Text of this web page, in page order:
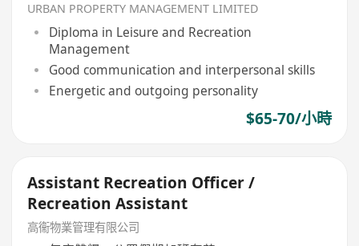
URBAN PROPERTY MANAGEMENT LIMITED
Diploma in Leisure and Recreation
Management
Good communication and interpersonal skills
Energetic and outgoing personality
$65-70/小時
Assistant Recreation Officer /
Recreation Assistant
高衞物業管理有限公司